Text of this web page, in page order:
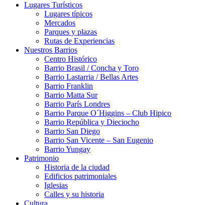
Lugares Turísticos
Lugares tí­picos
Mercados
Parques y plazas
Rutas de Experiencias
Nuestros Barrios
Centro Histórico
Barrio Brasil / Concha y Toro
Barrio Lastarria / Bellas Artes
Barrio Franklin
Barrio Matta Sur
Barrio Parí­s Londres
Barrio Parque O´Higgins – Club Hipico
Barrio República y Dieciocho
Barrio San Diego
Barrio San Vicente – San Eugenio
Barrio Yungay
Patrimonio
Historia de la ciudad
Edificios patrimoniales
Iglesias
Calles y su historia